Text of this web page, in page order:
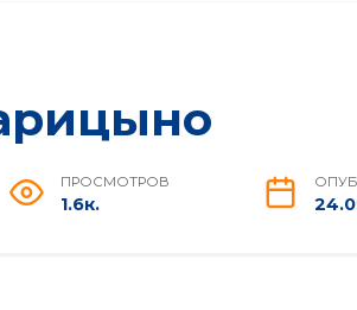
ПРОСМОТРОВ
1.6к.